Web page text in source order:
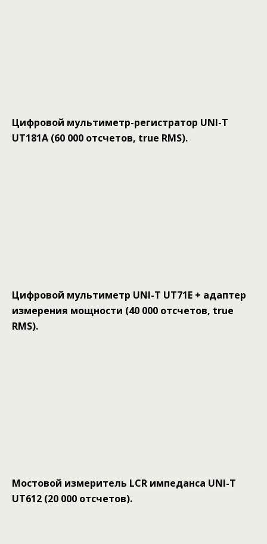
Цифровой мультиметр-регистратор UNI-T
UT181A (60 000 отсчетов, true RMS).
Цифровой мультиметр UNI-T UT71E + адаптер
измерения мощности (40 000 отсчетов, true
RMS).
Мостовой измеритель LCR импеданса UNI-T
UT612 (20 000 отсчетов).